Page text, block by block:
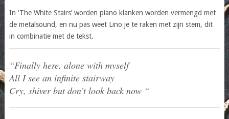
In ‘The White Stairs’ worden piano klanken worden vermengd met
de metalsound, en nu pas weet Lino je te raken met zijn stem, dit
in combinatie met de tekst.
“Finally here, alone with myself
All I see an infinite stairway
Cry, shiver but don’t look back now “